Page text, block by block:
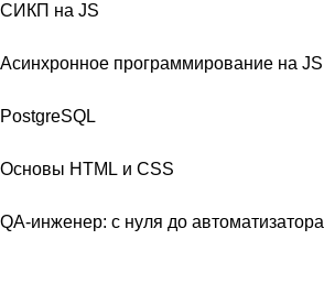
СИКП на JS
Асинхронное программирование на JS
PostgreSQL
Основы HTML и CSS
QA-инженер: с нуля до автоматизатора